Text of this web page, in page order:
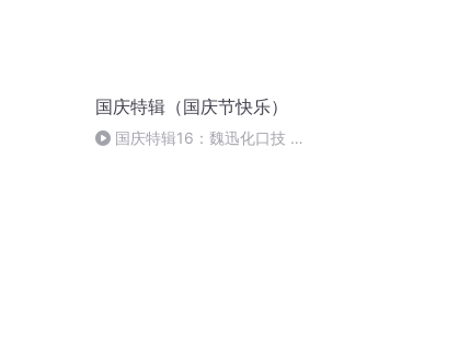
国庆特辑（国庆节快乐）
国庆特辑16：魏迅化口技 二